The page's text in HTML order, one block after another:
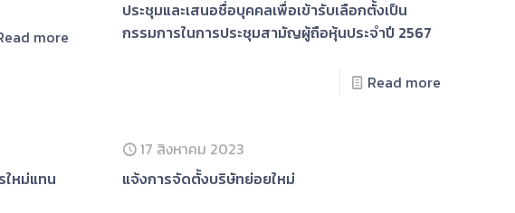
more
ประชุมและเสนอชื่อบุคคลเพื่อเข้ารับเลือกตั้งเป็น
กรรมการในการประชุมสามัญผู้ถือหุ้นประจำปี 2567
Read more
ใหม่แทน
17 สิงหาคม 2023
แจ้งการจัดตั้งบริษัทย่อยใหม่